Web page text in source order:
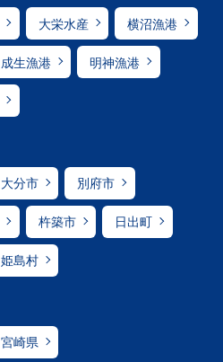
大栄水産 横沼漁港
成生漁港 明神漁港
大分市 別府市
杵築市 日出町
姫島村
宮崎県